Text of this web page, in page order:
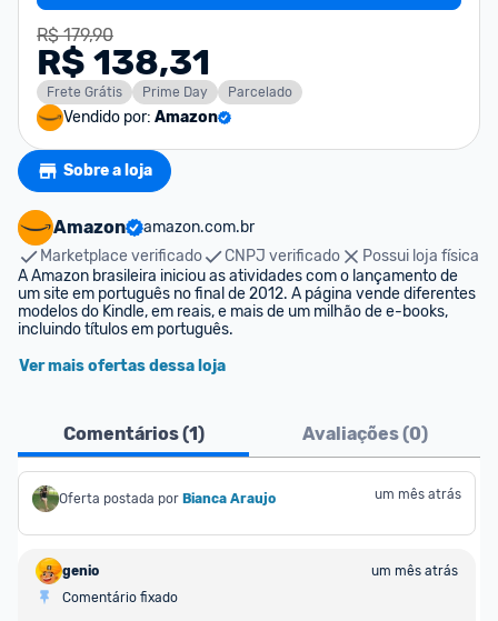
R$ 179,90
R$ 138,31
Frete Grátis Prime Day Parcelado
Vendido por: Amazon
Sobre a loja
Amazon
amazon.com.br
Marketplace verificado
CNPJ verificado
Possui loja física
A Amazon brasileira iniciou as atividades com o lançamento de
um site em português no final de 2012. A página vende diferentes
modelos do Kindle, em reais, e mais de um milhão de e-books,
incluindo títulos em português.
Ver mais ofertas dessa loja
Comentários (1) Avaliações (0)
Oferta postada por Bianca Araujo um mês atrás
genio
um mês atrás
Comentário fixado